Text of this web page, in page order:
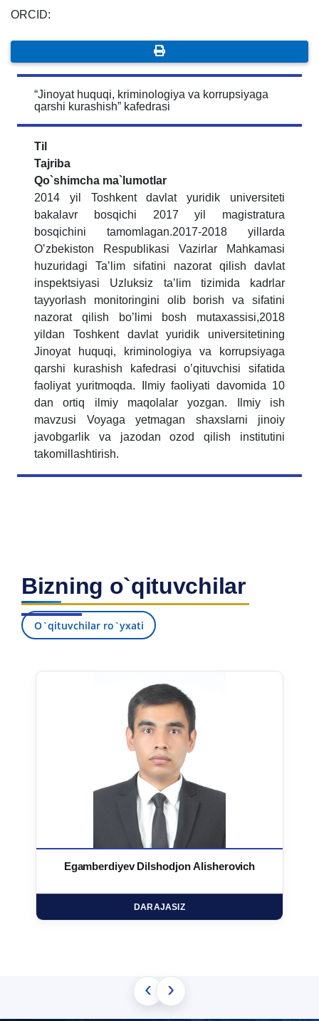
ORCID:
“Jinoyat huquqi, kriminologiya va korrupsiyaga
qarshi kurashish” kafedrasi
Til
Tajriba
Qo`shimcha ma`lumotlar
2014 yil Toshkent davlat yuridik universiteti
bakalavr bosqichi 2017 yil magistratura
bosqichini tamomlagan.2017-2018 yillarda
Oʼzbekiston Respublikasi Vazirlar Mahkamasi
huzuridagi Taʼlim sifatini nazorat qilish davlat
inspektsiyasi Uzluksiz taʼlim tizimida kadrlar
tayyorlash monitoringini olib borish va sifatini
nazorat qilish boʼlimi bosh mutaxassisi,2018
yildan Toshkent davlat yuridik universitetining
Jinoyat huquqi, kriminologiya va korrupsiyaga
qarshi kurashish kafedrasi oʼqituvchisi sifatida
faoliyat yuritmoqda. Ilmiy faoliyati davomida 10
dan ortiq ilmiy maqolalar yozgan. Ilmiy ish
mavzusi Voyaga yetmagan shaxslarni jinoiy
javobgarlik va jazodan ozod qilish institutini
takomillashtirish.
Bizning o`qituvchilar
O`qituvchilar ro`yxati
Egamberdiyev Dilshodjon Alisherovich
DARAJASIZ
‹ ›